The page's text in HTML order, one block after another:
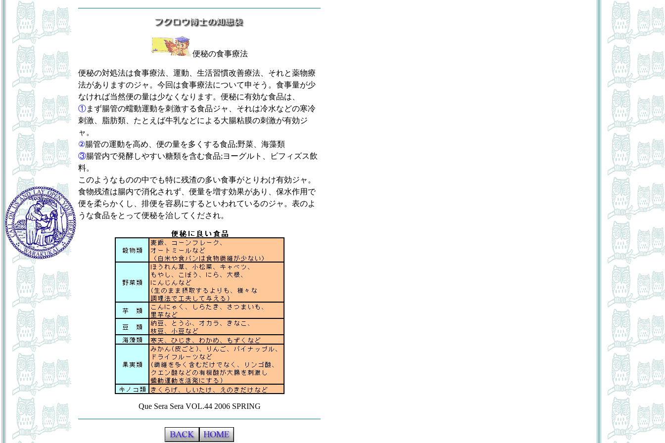
便秘の食事療法
便秘の対処法は食事療法、運動、生活習慣改善療法、それと薬物療
法がありますのジャ。今回は食事療法について申そう。食事量が少
なければ当然便の量は少なくなります。便秘に有効な食品は、
①まず腸管の蠕動運動を刺激する食品ジャ、それは冷水などの寒冷
刺激、脂肪類、たとえば牛乳などによる大腸粘膜の刺激が有効ジ
ャ。
②腸管の運動を高め、便の量を多くする食品;野菜、海藻類
③腸管内で発酵しやすい糖類を含む食品;ヨーグルト、ビフィズス飲
料。
このようなものの中でも特に残渣の多い食事がとりわけ有効ジャ。
食物残渣は腸内で消化されず、便量を増す効果があり、保水作用で
便を柔らかくし、排便を容易にするといわれているのジャ。表のよ
うな食品をとって便秘を治してくだされ。
Que Sera Sera VOL.44 2006 SPRING